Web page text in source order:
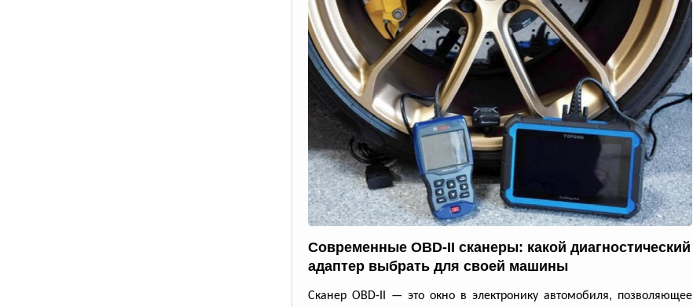
Современные OBD-II сканеры: какой диагностический
адаптер выбрать для своей машины
Сканер OBD-II — это окно в электронику автомобиля, позволяющее